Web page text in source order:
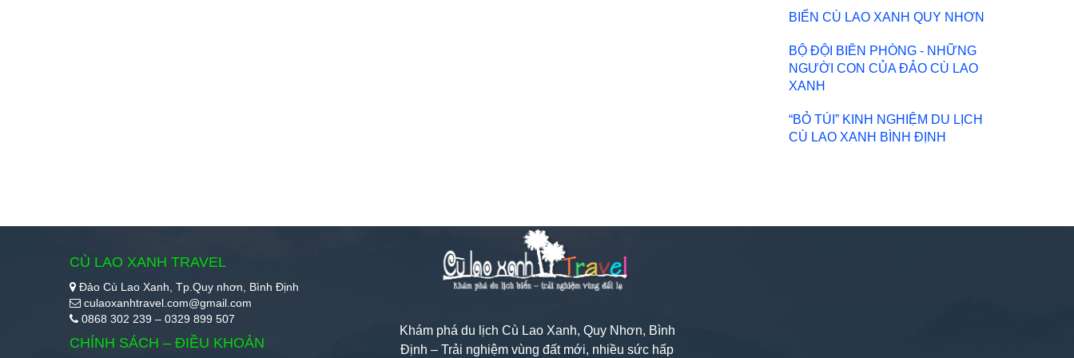
BIỂN CÙ LAO XANH QUY NHƠN
BỘ ĐỘI BIÊN PHÒNG - NHỮNG
NGƯỜI CON CỦA ĐẢO CÙ LAO
XANH
“BỎ TÚI” KINH NGHIỆM DU LỊCH
CÙ LAO XANH BÌNH ĐỊNH
CÙ LAO XANH TRAVEL
Đảo Cù Lao Xanh, Tp.Quy nhơn, Bình Định
culaoxanhtravel.com@gmail.com
0868 302 239 – 0329 899 507
CHÍNH SÁCH – ĐIỀU KHOẢN
Khám phá du lịch Cù Lao Xanh, Quy Nhơn, Bình
Định – Trải nghiệm vùng đất mới, nhiều sức hấp